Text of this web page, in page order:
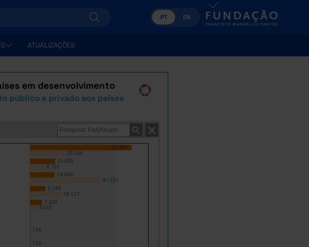
PT EN
ATUALIZAÇÕES
em desenvolvimento
público e privado aos países
60.391
15.005
14.846
9.249
7.333
124
110
20.546
8.761
41.721
18.577
4.015